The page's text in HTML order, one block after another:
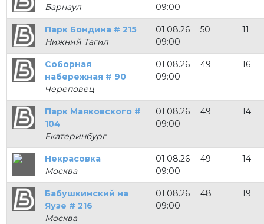
Барнаул 09:00
Парк Бондина # 215
Нижний Тагил
01.08.26
09:00
50 11
Соборная
набережная # 90
Череповец
01.08.26
09:00
49 16
Парк Маяковского #
104
Екатеринбург
01.08.26
09:00
49 14
Некрасовка
Москва
01.08.26
09:00
49 14
Бабушкинский на
Яузе # 216
Москва
01.08.26
09:00
48 19